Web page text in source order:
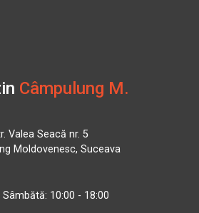
Câmpulung M.
Valea Seacă nr. 5
Moldovenesc, Suceava
Sâmbătă: 10:00 - 18:00